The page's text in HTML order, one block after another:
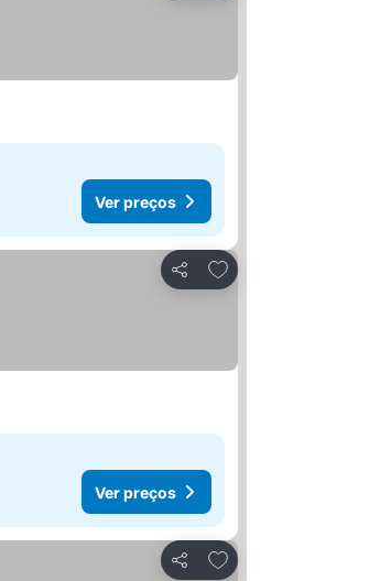
Ver preços
Partilhar
Adicionar aos favoritos
Ver preços
Partilhar
Adicionar aos favoritos